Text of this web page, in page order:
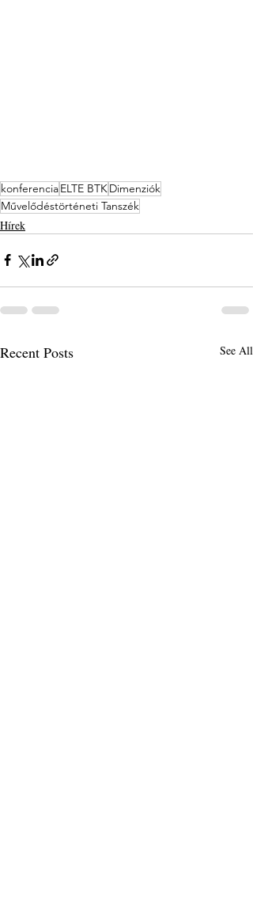
konferenciaELTE BTK Dimenziók
Művelődéstörténeti Tanszék
Hírek
Recent Posts See All